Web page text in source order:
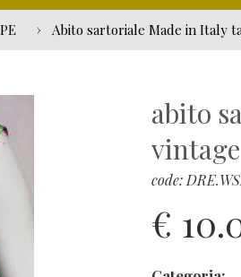
Abito sartoriale Made in Italy
abito
code:
€